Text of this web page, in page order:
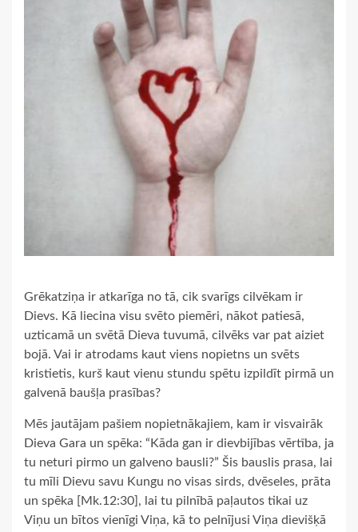
Grēkatziņa ir atkarīga no tā, cik svarīgs cilvēkam ir
Dievs. Kā liecina visu svēto piemēri, nākot patiesā,
uzticamā un svētā Dieva tuvumā, cilvēks var pat aiziet
bojā. Vai ir atrodams kaut viens nopietns un svēts
kristietis, kurš kaut vienu stundu spētu izpildīt pirmā un
galvenā baušļa prasības?
Mēs jautājam pašiem nopietnākajiem, kam ir visvairāk
Dieva Gara un spēka: “Kāda gan ir dievbijības vērtība, ja
tu neturi pirmo un galveno bausli?” Šis bauslis prasa, lai
tu mīli Dievu savu Kungu no visas sirds, dvēseles, prāta
un spēka [Mk.12:30], lai tu pilnībā paļautos tikai uz
Viņu un bītos vienīgi Viņa, kā to pelnījusi Viņa dievišķā